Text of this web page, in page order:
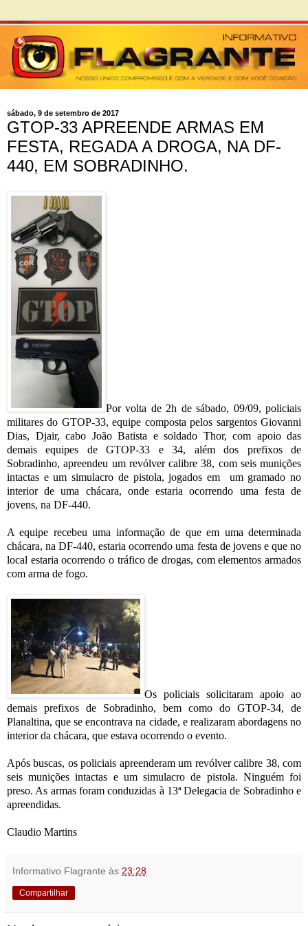
sábado, 9 de setembro de 2017
GTOP-33 APREENDE ARMAS EM
FESTA, REGADA A DROGA, NA DF-
440, EM SOBRADINHO.
Por volta de 2h de sábado, 09/09, policiais
militares do GTOP-33, equipe composta pelos sargentos Giovanni
Dias, Djair, cabo João Batista e soldado Thor, com apoio das
demais equipes de GTOP-33 e 34, além dos prefixos de
Sobradinho, apreendeu um revólver calibre 38, com seis munições
intactas e um simulacro de pistola, jogados em
um gramado no
interior de uma chácara, onde estaria ocorrendo uma festa de
jovens, na DF-440.
A equipe recebeu uma informação de que em uma determinada
chácara, na DF-440, estaria ocorrendo uma festa de jovens e que no
local estaria ocorrendo o tráfico de drogas, com elementos armados
com arma de fogo.
Os policiais solicitaram apoio ao
demais prefixos de Sobradinho, bem como do GTOP-34, de
Planaltina, que se encontrava na cidade, e realizaram abordagens no
interior da chácara, que estava ocorrendo o evento.
Após buscas, os policiais apreenderam um revólver calibre 38, com
seis munições intactas e um simulacro de pistola. Ninguém foi
preso. As armas foram conduzidas à 13ª Delegacia de Sobradinho e
apreendidas.
Claudio Martins
Informativo Flagrante às 23:28
Compartilhar